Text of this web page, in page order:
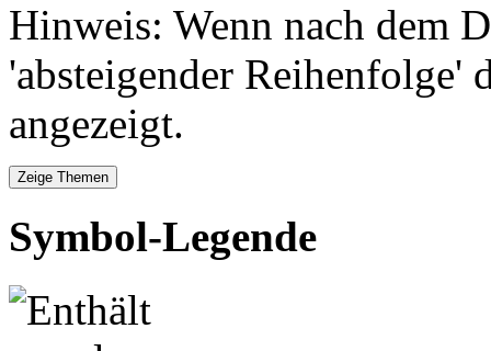
Hinweis: Wenn nach dem
'absteigender Reihenfolge'
angezeigt.
Symbol-Legende